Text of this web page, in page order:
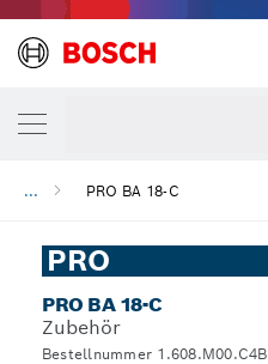
... PRO BA 18-C
PRO
PRO BA 18-C
Zubehör
Bestellnummer 1.608.M00.C4B